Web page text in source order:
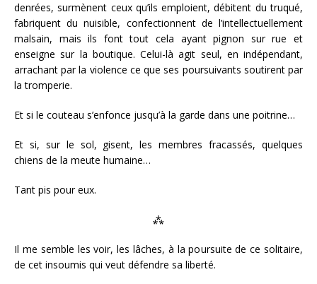
denrées, surmènent ceux qu’ils emploient, débitent du truqué,
fabriquent du nuisible, confectionnent de l’intellectuellement
malsain, mais ils font tout cela ayant pignon sur rue et
enseigne sur la boutique. Celui-là agit seul, en indépendant,
arrachant par la violence ce que ses poursuivants soutirent par
la tromperie.
Et si le couteau s’enfonce jusqu’à la garde dans une poitrine…
Et si, sur le sol, gisent, les membres fracassés, quelques
chiens de la meute humaine…
Tant pis pour eux.
⁂
Il me semble les voir, les lâches, à la poursuite de ce solitaire,
de cet insoumis qui veut défendre sa liberté.